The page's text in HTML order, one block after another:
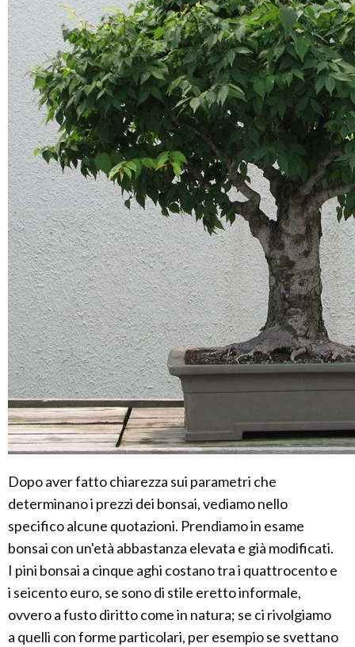
Dopo aver fatto chiarezza sui parametri che
determinano i prezzi dei bonsai, vediamo nello
specifico alcune quotazioni. Prendiamo in esame
bonsai con un'età abbastanza elevata e già modificati.
I pini bonsai a cinque aghi costano tra i quattrocento e
i seicento euro, se sono di stile eretto informale,
ovvero a fusto diritto come in natura; se ci rivolgiamo
a quelli con forme particolari, per esempio se svettano